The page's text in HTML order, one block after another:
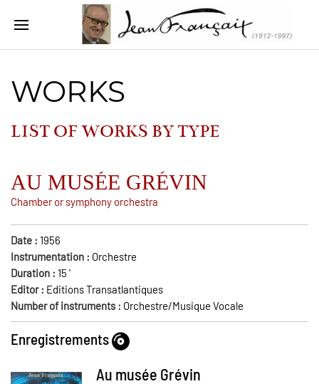
WORKS
LIST OF WORKS BYTYPE
AU MUSÉE GRÉVIN
Chamber or symphony orchestra
Date : 1956
Instrumentation : Orchestre
Duration : 15 '
Editor : Editions Transatlantiques
Number of instruments : Orchestre/Musique Vocale
Enregistrements
Au musée Grévin